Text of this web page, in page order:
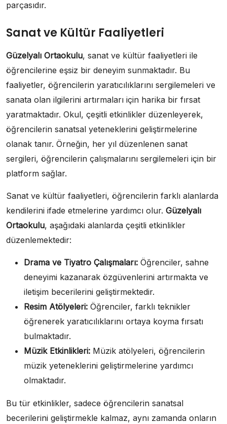
parçasıdır.
Sanat ve Kültür Faaliyetleri
Güzelyalı Ortaokulu, sanat ve kültür faaliyetleri ile
öğrencilerine eşsiz bir deneyim sunmaktadır. Bu
faaliyetler, öğrencilerin yaratıcılıklarını sergilemeleri ve
sanata olan ilgilerini artırmaları için harika bir fırsat
yaratmaktadır. Okul, çeşitli etkinlikler düzenleyerek,
öğrencilerin sanatsal yeteneklerini geliştirmelerine
olanak tanır. Örneğin, her yıl düzenlenen sanat
sergileri, öğrencilerin çalışmalarını sergilemeleri için bir
platform sağlar.
Sanat ve kültür faaliyetleri, öğrencilerin farklı alanlarda
kendilerini ifade etmelerine yardımcı olur. Güzelyalı
Ortaokulu, aşağıdaki alanlarda çeşitli etkinlikler
düzenlemektedir:
Drama ve Tiyatro Çalışmaları: Öğrenciler, sahne
deneyimi kazanarak özgüvenlerini artırmakta ve
iletişim becerilerini geliştirmektedir.
Resim Atölyeleri: Öğrenciler, farklı teknikler
öğrenerek yaratıcılıklarını ortaya koyma fırsatı
bulmaktadır.
Müzik Etkinlikleri: Müzik atölyeleri, öğrencilerin
müzik yeteneklerini geliştirmelerine yardımcı
olmaktadır.
Bu tür etkinlikler, sadece öğrencilerin sanatsal
becerilerini geliştirmekle kalmaz, aynı zamanda onların